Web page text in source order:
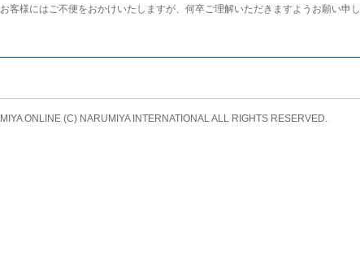
お客様にはご不便をおかけいたしますが、何卒ご理解いただきますようお願い申し